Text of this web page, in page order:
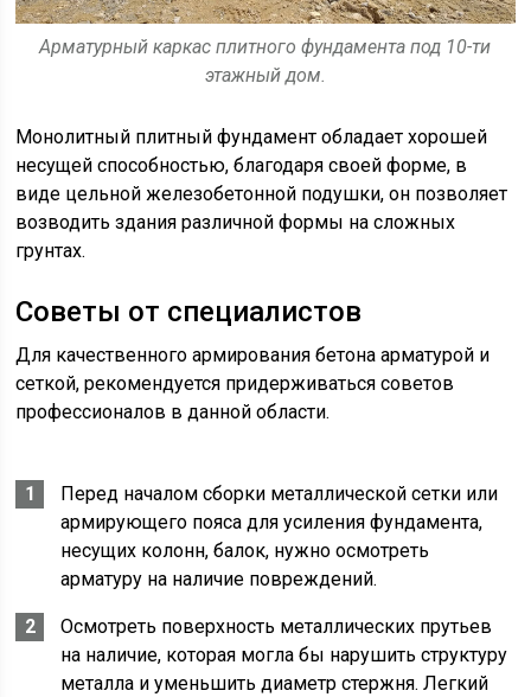
Арматурный каркас плитного фундамента под 10-ти
этажный дом.
Монолитный плитный фундамент обладает хорошей
несущей способностью, благодаря своей форме, в
виде цельной железобетонной подушки, он позволяет
возводить здания различной формы на сложных
грунтах.
Советы от специалистов
Для качественного армирования бетона арматурой и
сеткой, рекомендуется придерживаться советов
профессионалов в данной области.
Перед началом сборки металлической сетки или
армирующего пояса для усиления фундамента,
несущих колонн, балок, нужно осмотреть
арматуру на наличие повреждений.
Осмотреть поверхность металлических прутьев
на наличие, которая могла бы нарушить структуру
металла и уменьшить диаметр стержня. Легкий